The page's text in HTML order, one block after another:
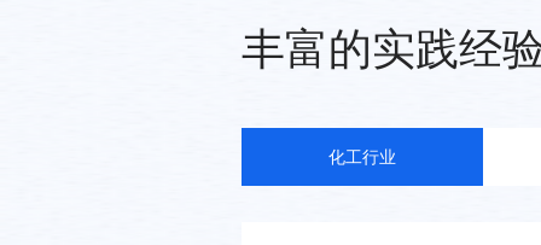
丰富的实践经
化工行业